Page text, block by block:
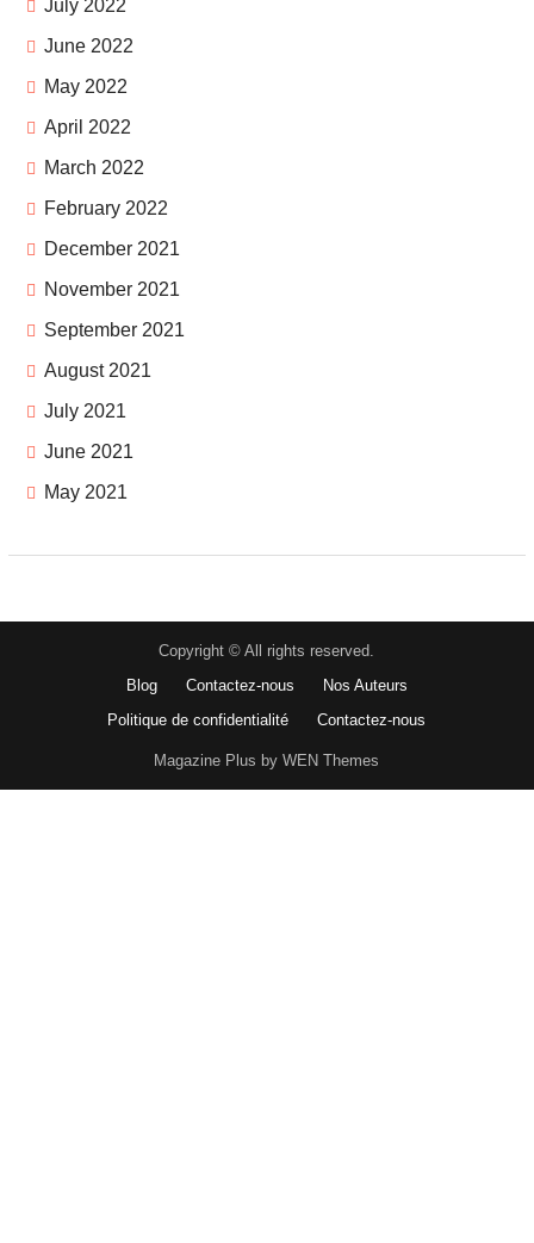
July 2022
June 2022
May 2022
April 2022
March 2022
February 2022
December 2021
November 2021
September 2021
August 2021
July 2021
June 2021
May 2021
Copyright © All rights reserved.
Blog
Contactez-nous
Nos Auteurs
Politique de confidentialité
Contactez-nous
Magazine Plus by WEN Themes